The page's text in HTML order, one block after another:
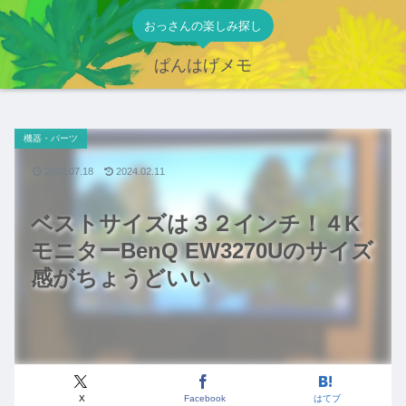
おっさんの楽しみ探し
ぱんはげメモ
ベストサイズは３２インチ！４K
モニターBenQ EW3270Uのサイズ
感がちょうどいい
機器・パーツ
X Facebook はてブ
2020.07.18 2024.02.11